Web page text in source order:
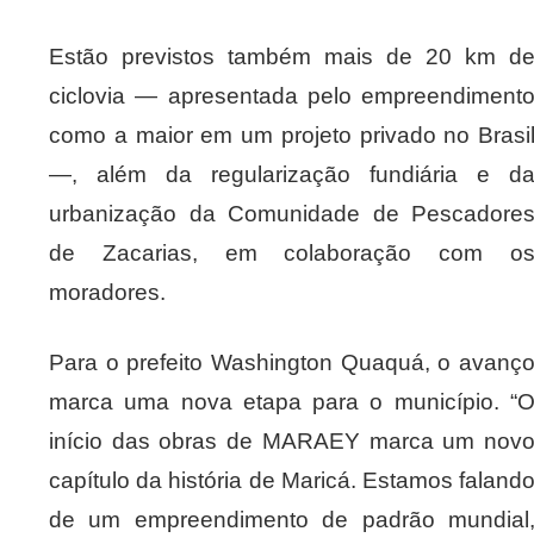
Estão previstos também mais de 20 km de
ciclovia — apresentada pelo empreendimento
como a maior em um projeto privado no Brasil
—, além da regularização fundiária e da
urbanização da Comunidade de Pescadores
de Zacarias, em colaboração com os
moradores.
Para o prefeito Washington Quaquá, o avanço
marca uma nova etapa para o município. “O
início das obras de MARAEY marca um novo
capítulo da história de Maricá. Estamos falando
de um empreendimento de padrão mundial,